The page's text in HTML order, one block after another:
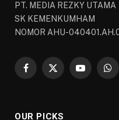
PT. MEDIA REZKY UTAMA
SK KEMENKUMHAM
NOMOR AHU-
Facebook
X
YouTube
OUR PICKS